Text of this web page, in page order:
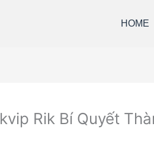
HOME
Rik Bí Quyết